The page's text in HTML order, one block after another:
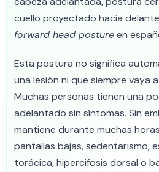
cuello proyectado hacia
forward head postureen
Esta postura no significa
una lesión ni que siempre vaya
Muchas personas tienen una
adelantado sin síntomas. Sin
mantiene durante muchas
pantallas bajas, sedentarismo,
torácica, hipercifosis dorsal o